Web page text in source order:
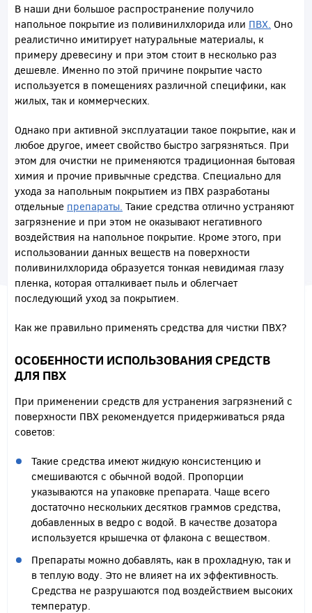
В наши дни большое распространение получило
напольное покрытие из поливинилхлорида или ПВХ. Оно
реалистично имитирует натуральные материалы, к
примеру древесину и при этом стоит в несколько раз
дешевле. Именно по этой причине покрытие часто
используется в помещениях различной специфики, как
жилых, так и коммерческих.
Однако при активной эксплуатации такое покрытие, как и
любое другое, имеет свойство быстро загрязняться. При
этом для очистки не применяются традиционная бытовая
химия и прочие привычные средства. Специально для
ухода за напольным покрытием из ПВХ разработаны
отдельные препараты. Такие средства отлично устраняют
загрязнение и при этом не оказывают негативного
воздействия на напольное покрытие. Кроме этого, при
использовании данных веществ на поверхности
поливинилхлорида образуется тонкая невидимая глазу
пленка, которая отталкивает пыль и облегчает
последующий уход за покрытием.
Как же правильно применять средства для чистки ПВХ?
ОСОБЕННОСТИ ИСПОЛЬЗОВАНИЯ СРЕДСТВ
ДЛЯ ПВХ
При применении средств для устранения загрязнений с
поверхности ПВХ рекомендуется придерживаться ряда
советов:
Такие средства имеют жидкую консистенцию и
смешиваются с обычной водой. Пропорции
указываются на упаковке препарата. Чаще всего
достаточно нескольких десятков граммов средства,
добавленных в ведро с водой. В качестве дозатора
используется крышечка от флакона с веществом.
Препараты можно добавлять, как в прохладную, так и
в теплую воду. Это не влияет на их эффективность.
Средства не разрушаются под воздействием высоких
температур.